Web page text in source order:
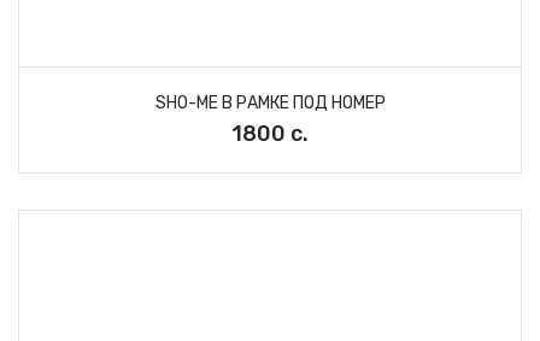
SHO-ME В РАМКЕ ПОД НОМЕР
1800 с.